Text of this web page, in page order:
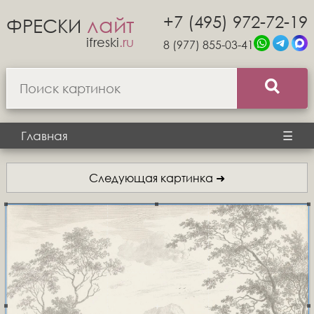
ФРЕСКИ лайт
ifreski.ru
+7 (495) 972-72-19
8 (977) 855-03-41
Главная ☰
Следующая картинка ➜